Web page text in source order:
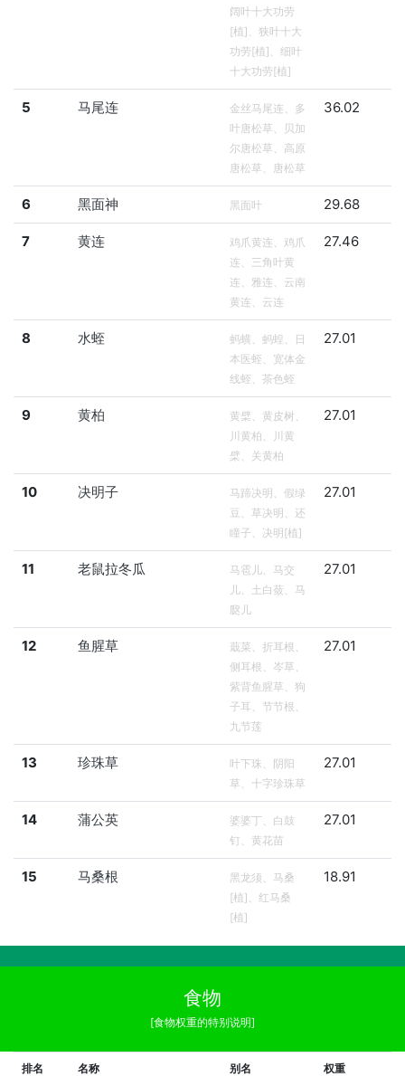
阔叶十大功劳
[植]、狭叶十大
功劳[植]、细叶
十大功劳[植]
5 马尾连
金丝马尾连、多
叶唐松草、贝加
尔唐松草、高原
唐松草、唐松草
36.02
6 黑面神 黑面叶 29.68
7 黄连
鸡爪黄连、鸡爪
连、三角叶黄
连、雅连、云南
黄连、云连
27.46
8 水蛭
蚂蟥、蚂蝗、日
本医蛭、宽体金
线蛭、茶色蛭
27.01
9 黄柏
黄檗、黄皮树、
川黄柏、川黄
檗、关黄柏
27.01
10 决明子
马蹄决明、假绿
豆、草决明、还
瞳子、决明[植]
27.01
11 老鼠拉冬瓜
马雹儿、马交
儿、土白蔹、马
㼎儿
27.01
12 鱼腥草
蕺菜、折耳根、
侧耳根、岑草、
紫背鱼腥草、狗
子耳、节节根、
九节莲
27.01
13 珍珠草
叶下珠、阴阳
草、十字珍珠草
27.01
14 蒲公英
婆婆丁、白鼓
钉、黄花苗
27.01
15 马桑根
黑龙须、马桑
[植]、红马桑
[植]
18.91
食物
[食物权重的特别说明]
排名 名称 别名 权重